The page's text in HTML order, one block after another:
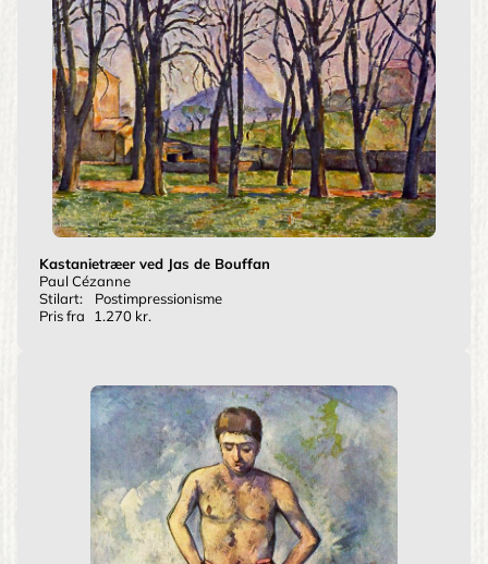
Kastanietræer ved Jas de Bouffan
Paul Cézanne
Stilart:
Postimpressionisme
Pris fra
1.270 kr.